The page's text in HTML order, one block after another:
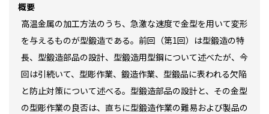
概要
高温金属の加工方法のうち、急激な速度で金型を用いて変形
を与えるものが型鍛造である。前回（第1回）は型鍛造の特
長、型鍛造部品の設計、型鍛造用型鋼について述べたが、今
回は引続いて、型彫作業、鍛造作業、型鍛品に表われる欠陥
と防止対策について述べる。型鍛造部品の設計と、その金型
の型彫作業の良否は、直ちに型鍛造作業の難易および製品の